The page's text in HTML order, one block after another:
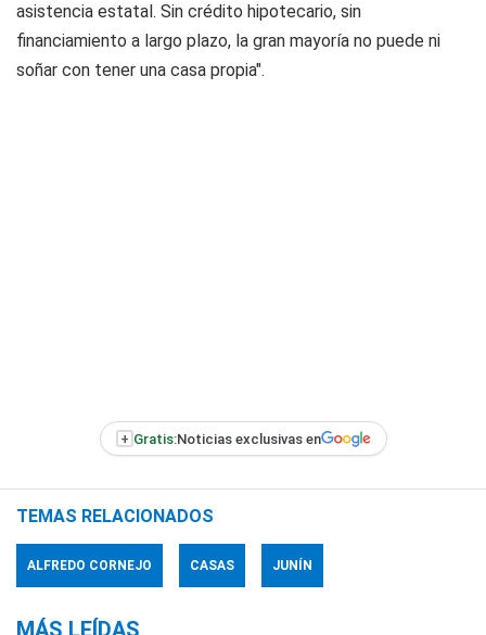
asistencia estatal. Sin crédito hipotecario, sin
financiamiento a largo plazo, la gran mayoría no puede ni
soñar con tener una casa propia".
+ Gratis:Noticias exclusivas en
TEMAS RELACIONADOS
ALFREDO CORNEJO CASAS JUNÍN